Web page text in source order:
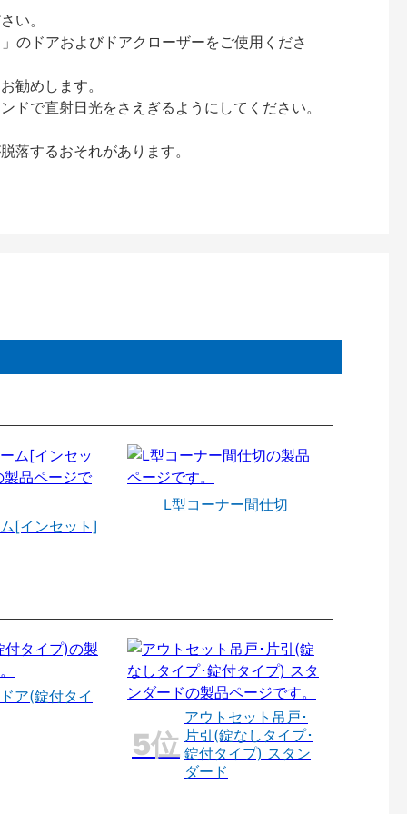
い。
のドアおよびドアクローザーをご使用くださ
勧めします。
で直射日光をさえぎるようにしてください。
するおそれがあります。
[インセット]
L型コーナー間仕切
ア(錠付タイ
アウトセット吊戸･
片引(錠なしタイプ･
錠付タイプ) スタン
ダード